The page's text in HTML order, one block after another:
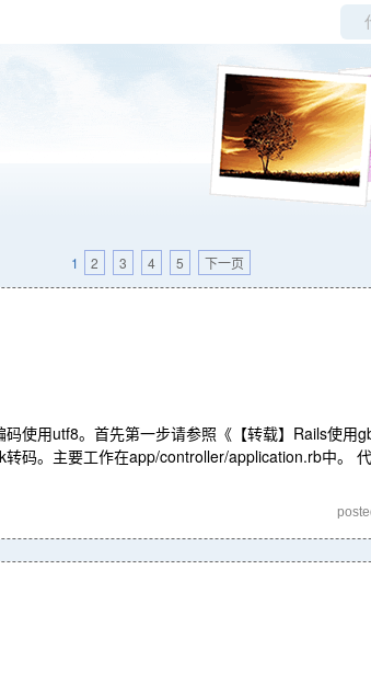
1 2 3 4 5 下一页
使用utf8。首先第一步请参照《【转载】Rails使用
码。主要工作在app/controller/application.rb中。